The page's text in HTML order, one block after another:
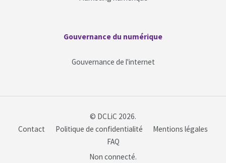
Passer Gouvernance du numérique
Gouvernance du numérique
Gouvernance de l'internet
© DCLiC 2026.
Contact
Politique de confidentialité
Mentions légales
FAQ
Non connecté.